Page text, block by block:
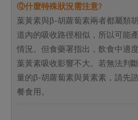
Ⓠ什麼特殊狀況需注意?
葉黃素與β-胡蘿蔔素兩者都屬類
道內的吸收路徑相似，所以可能
情況。但食藥署指出，飲食中適
葉黃素吸收影響不大。若無法判
量的β-胡蘿蔔素與黃素素，請先
餐食用。